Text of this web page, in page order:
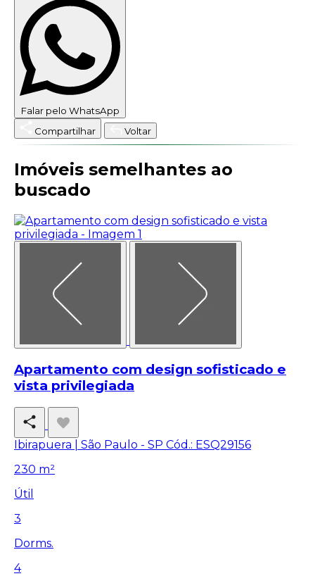
Falar pelo WhatsApp
Compartilhar
Voltar
Imóveis semelhantes ao
buscado
Apartamento com design sofisticado e
vista privilegiada
Ibirapuera | São Paulo - SP Cód.: ESQ29156
230 m²
Útil
3
Dorms.
4